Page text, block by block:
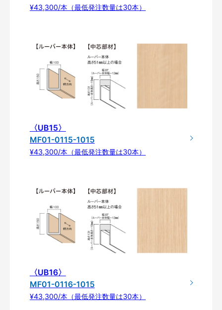
¥43,300/本（最低発注数量は30本）
〈UB15〉
MF01-0115-1015
¥43,300/本（最低発注数量は30本）
〈UB16〉
MF01-0116-1015
¥43,300/本（最低発注数量は30本）